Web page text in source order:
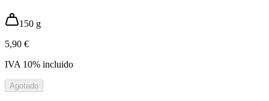
150 g
5,90 €
IVA 10% incluido
Agotado